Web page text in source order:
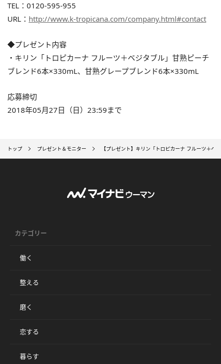
TEL：0120-595-955
URL： http://www.k-tropicana.com/company.html#contact
◆プレゼント内容
・キリン「トロピカーナ フルーツ＋ベジタブル」甘熟ピーチ
ブレンド6本×330mL、甘熟グレープブレンド6本×330mL
応募締切
2018年05月27日（日）23:59まで
トップ プレゼント＆モニター 【プレゼント】キリン「トロピカーナ フルーツ＋ベ
カテゴリー
働く
整える
磨く
恋する
暮らす